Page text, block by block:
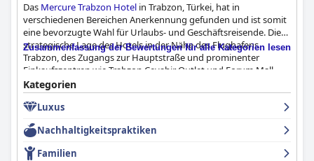
Das Mercure Trabzon Hotel in Trabzon, Türkei, hat in
verschiedenen Bereichen Anerkennung gefunden und ist somit
eine bevorzugte Wahl für Urlaubs- und Geschäftsreisende. Die
strategische Lage des Hotels in der Nähe des Flughafens
Trabzon, des Zugangs zur Hauptstraße und prominenter
Einkaufszentren wie Trabzon Cevahir Outlet und Forum Mall
erhöht seine Attraktivität und bietet Bequemlichkeit und einen
wunderschönen Meerblick. Obwohl es kleinere Bedenken
hinsichtlich der Entfernung zu bestimmten
Unterhaltungsmöglichkeiten gibt, überwiegen die positiven
Aspekte, was es zu einem ausgezeichneten Ausgangspunkt für
die Erkundung der weiteren Region, einschließlich Uzungol,
macht.
Zusammenfassung der Bewertungen für alle Kategorien lesen
Kategorien
Luxus
Nachhaltigkeitspraktiken
Familien